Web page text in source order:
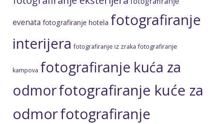
evenata fotografiranje hotela fotografiranje
interijera fotografiranje iz zraka fotografiranje
kampova fotografiranje kuća za
odmorfotografiranje kuće za
odmorfotografiranje